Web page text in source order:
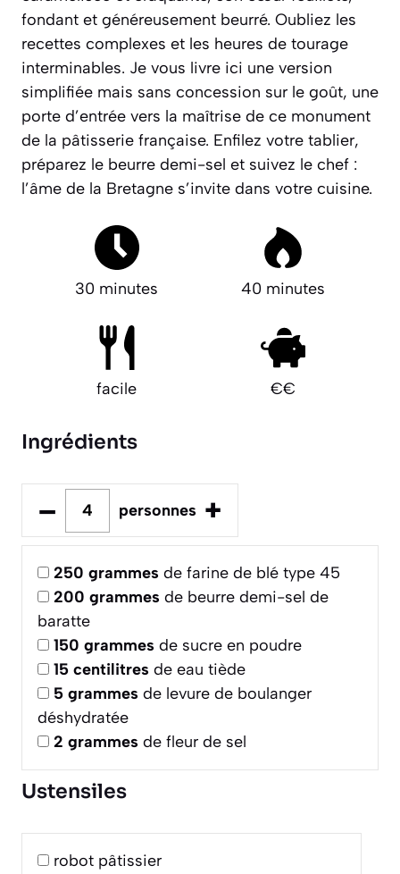
fondant et généreusement beurré. Oubliez les
recettes complexes et les heures de tourage
interminables. Je vous livre ici une version
simplifiée mais sans concession sur le goût, une
porte d’entrée vers la maîtrise de ce monument
de la pâtisserie française. Enfilez votre tablier,
préparez le beurre demi-sel et suivez le chef :
l’âme de la Bretagne s’invite dans votre cuisine.
30 minutes 40 minutes
facile €€
Ingrédients
– personnes +
250 grammes de farine de blé type 45
200 grammes de beurre demi-sel de
baratte
150 grammes de sucre en poudre
15 centilitres de eau tiède
5 grammes de levure de boulanger
déshydratée
2 grammes de fleur de sel
Ustensiles
robot pâtissier